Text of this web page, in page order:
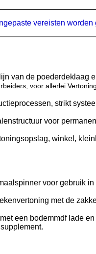
vereisten worden
van de poederdeklaag
voor allerlei
strikt
voor
winkel,
voor gebruik
met de
een bodemmdf lade